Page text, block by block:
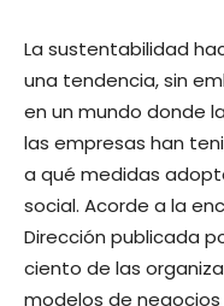
La sustentabilidad
una tendencia, sin
en un mundo donde
las empresas han
a qué medidas
social. Acorde a la
Dirección publicada
ciento de las
modelos de